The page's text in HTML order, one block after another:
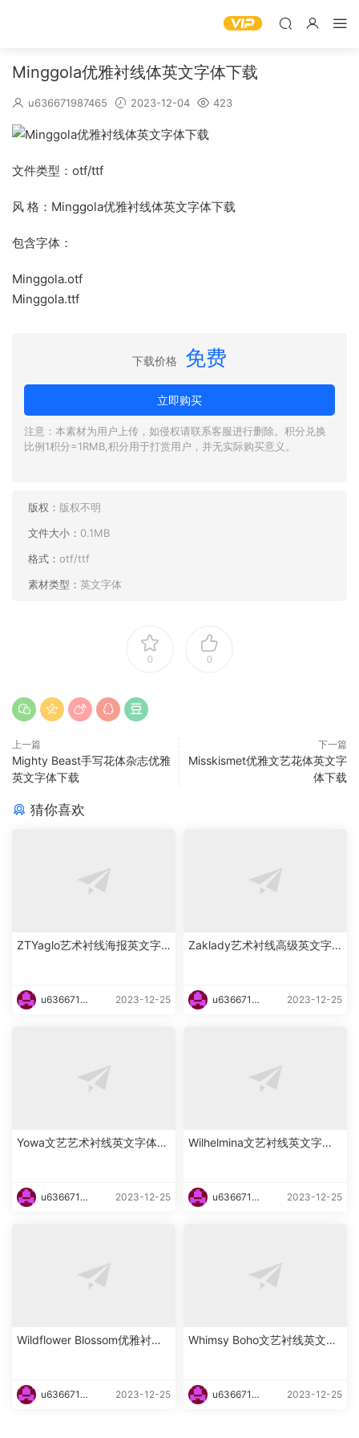
Minggola优雅衬线体英文字体下载
u636671987465 2023-12-04 423
文件类型：otf/ttf
风 格：Minggola优雅衬线体英文字体下载
包含字体：
Minggola.otf
Minggola.ttf
下载价格 免费
立即购买
注意：本素材为用户上传，如侵权请联系客服进行删除。积分兑换
比例1积分=1RMB,积分用于打赏用户，并无实际购买意义。
版权： 版权不明
文件大小： 0.1MB
格式： otf/ttf
素材类型： 英文字体
0 0
上一篇
Mighty Beast手写花体杂志优雅
英文字体下载
下一篇
Misskismet优雅文艺花体英文字
体下载
猜你喜欢
ZTYaglo艺术衬线海报英文字
u6366719
2023-12-25
Zaklady艺术衬线高级英文字
u6366719
2023-12-25
Yowa文艺艺术衬线英文字体下
u6366719
2023-12-25
Wilhelmina文艺衬线英文字体
u6366719
2023-12-25
Wildflower Blossom优雅衬线
u6366719
2023-12-25
Whimsy Boho文艺衬线英文字
u6366719
2023-12-25